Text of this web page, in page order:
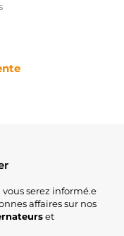
serez informé.e
affaires sur nos
et